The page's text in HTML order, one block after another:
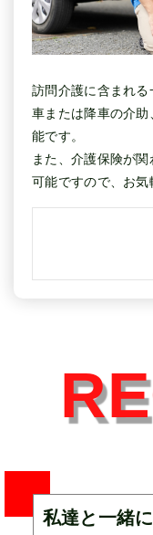
訪問介護に含まれ
車または降車の介
能です。
また、介護保険が
可能ですので、お気
私達と一緒